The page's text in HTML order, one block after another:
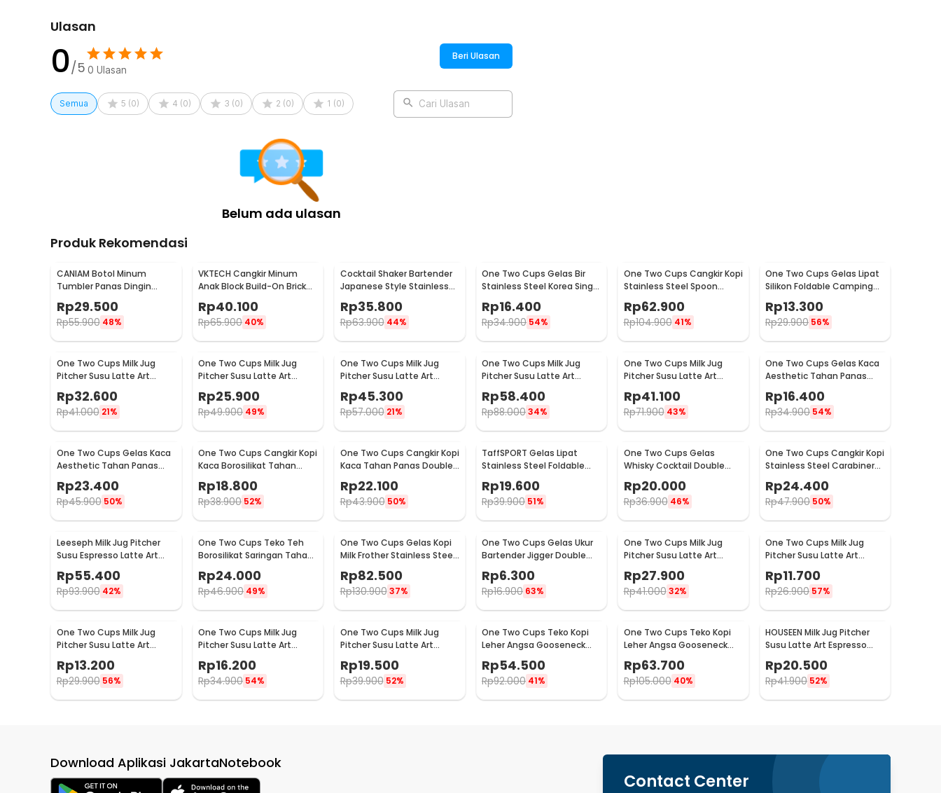
Ulasan
0/5 0 Ulasan
Beri Ulasan
Semua 5 (0) 4 (0) 3 (0) 2 (0) 1 (0) Cari Ulasan
Belum ada ulasan
Produk Rekomendasi
CANIAM Botol Minum
Tumbler Panas Dingin
400ml
Rp29.500
Rp55.900 48%
VKTECH Cangkir Minum
Anak Block Build-On Brick
Rp40.100
Rp65.900 40%
Cocktail Shaker Bartender
Japanese Style Stainless
Steel 200ml
Rp35.800
Rp63.900 44%
One Two Cups Gelas Bir
Stainless Steel Korea Single
Wall Glass 180ml - J070
Rp16.400
Rp34.900 54%
One Two Cups Cangkir Kopi
Stainless Steel Spoon
Saucer Cup 120ml - 201
Rp62.900
Rp104.900 41%
One Two Cups Gelas Lipat
Silikon Foldable Camping
with Strap 200ml - F120
Rp13.300
Rp29.900 56%
One Two Cups Milk Jug
Pitcher Susu Latte Art
Espresso Stainless Steel
350ml - J068
Rp32.600
Rp41.000 21%
One Two Cups Milk Jug
Pitcher Susu Latte Art
150ml - J068
Rp25.900
Rp49.900 49%
One Two Cups Milk Jug
Pitcher Susu Latte Art
Espresso Stainless Steel
600ml - J068
Rp45.300
Rp57.000 21%
One Two Cups Milk Jug
Pitcher Susu Latte Art
Espresso Stainless Steel
900ml - J068
Rp58.400
Rp88.00034%
One Two Cups Milk Jug
Pitcher Susu Latte Art
350ml - 10084
Rp41.100
Rp71.900 43%
One Two Cups Gelas Kaca
Aesthetic Tahan Panas
Double Wall Glass 250ml -
PLY1704
Rp16.400
Rp34.900 54%
One Two Cups Gelas Kaca
Aesthetic Tahan Panas
Double Wall Glass 433ml -
PLY1704
Rp23.400
Rp45.900 50%
One Two Cups Cangkir Kopi
Kaca Borosilikat Tahan
Panas Double Wall Cup
160ml
Rp18.800
Rp38.900 52%
One Two Cups Cangkir Kopi
Kaca Tahan Panas Double
Rp22.100
Rp43.900 50%
TaffSPORT Gelas Lipat
Stainless Steel Foldable
Cup Carabiner 240ml -
F180
Rp19.600
Rp39.900 51%
One Two Cups Gelas
Whisky Cocktail Double
- SG-02
Rp20.000
Rp36.900 46%
One Two Cups Cangkir Kopi
Stainless Steel Carabiner
Rp24.400
Rp47.900 50%
Leeseph Milk Jug Pitcher
Susu Espresso Latte Art
2016
Rp55.400
Rp93.900 42%
One Two Cups Teko Teh
Borosilikat Saringan Tahan
757
Rp24.000
Rp46.900 49%
One Two Cups Gelas Kopi
Milk Frother Stainless Steel
400ml - WZ0011
Rp82.500
Rp130.900 37%
One Two Cups Gelas Ukur
Bartender Jigger Double
Shot 15ml and 30ml - LE2
Rp6.300
Rp16.900 63%
One Two Cups Milk Jug
Pitcher Susu Latte Art
200ml - J068
Rp27.900
Rp41.000 32%
One Two Cups Milk Jug
Pitcher Susu Latte Art
1oz - S06HG
Rp11.700
Rp26.900 57%
One Two Cups Milk Jug
Pitcher Susu Latte Art
Espresso Stainless Steel
1.5oz - S06HG
Rp13.200
Rp29.900 56%
One Two Cups Milk Jug
Pitcher Susu Latte Art
Espresso Stainless Steel
3oz - S06HG
Rp16.200
Rp34.900 54%
One Two Cups Milk Jug
Pitcher Susu Latte Art
5oz - S06HG
Rp19.500
Rp39.900 52%
One Two Cups Teko Kopi
Leher Angsa Gooseneck
- AA049
Rp54.500
Rp92.000 41%
One Two Cups Teko Kopi
Leher Angsa Gooseneck
Pour Over Drip Kettle 350ml
- AA049
Rp63.700
Rp105.000 40%
HOUSEEN Milk Jug Pitcher
Susu Latte Art Espresso
DL060
Rp20.500
Rp41.900 52%
Contact Center
Download Aplikasi JakartaNotebook